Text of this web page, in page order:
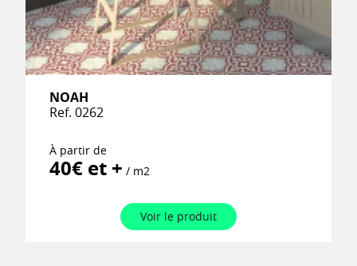
NOAH
Ref. 0262
À partir de
40€ et + / m2
Voir le produit